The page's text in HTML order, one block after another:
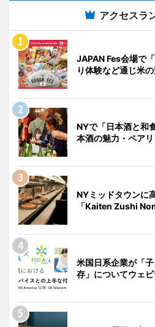
アクセスラ
JAPAN Fes会場で
り体験など通じ米
NYで「日本酒と和
本酒の魅力・ペア
NYミッドタウンに
「Kaiten Zushi
米国日系企業が「
存」についてウェ